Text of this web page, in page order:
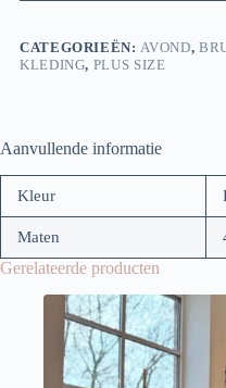
CATEGORIEËN:AVOND,
KLEDING, PLUS SIZE
Aanvullende informatie
Kleur
Maten
Gerelateerde producten